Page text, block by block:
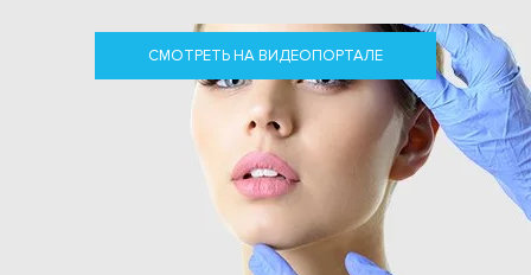
СМОТРЕТЬ НА ВИДЕОПОРТАЛЕ